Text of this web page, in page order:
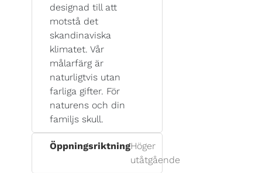
designad till att
motstå det
skandinaviska
klimatet. Vår
målarfärg är
naturligtvis utan
farliga gifter. För
naturens och din
familjs skull.
ÖppningsriktningHöger
utåtgående